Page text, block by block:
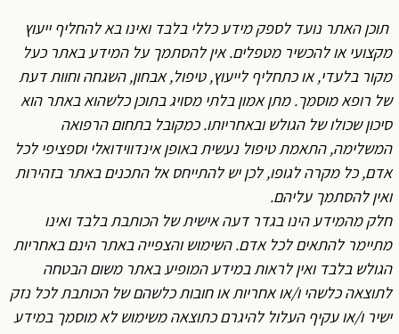
תוכן האתר נועד לספק מידע כללי בלבד ואינו בא להחליף ייעוץ
מקצועי או להכשיר מטפלים. אין להסתמך על המידע באתר כעל
מקור בלעדי, או כתחליף לייעוץ, טיפול, אבחון, השגחה וחוות דעת
של רופא מוסמך. מתן אמון בלתי מסויג בתוכן כלשהוא באתר הוא
סיכון שכולו של הגולש ובאחריותו. כמקובל בתחום הרפואה
המשלימה, התאמת טיפול נעשית באופן אינדווידואלי וספציפי לכל
אדם, כל מקרה לגופו, לכן יש להתייחס אל התכנים באתר בזהירות
ואין להסתמך עליהם.
חלק מהמידע הינו בגדר דעה אישית של הכותבת בלבד ואינו
מתיימר להתאים לכל אדם. השימוש והצפייה באתר הינם באחריות
הגולש בלבד ואין לראות במידע המופיע באתר משום הבטחה
לתוצאה כלשהי ו/או אחריות או חובות כלשהם של הכותבת לכל נזק
ישיר ו/או עקיף העלול להיגרם כתוצאה משימוש לא מוסמך במידע